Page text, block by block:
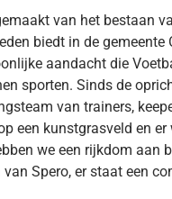
van het bestaan
biedt in de
aandacht die
sporten. Sinds de
van trainers,
een kunstgrasveld en
we een rijkdom aan
Spero, er staat een